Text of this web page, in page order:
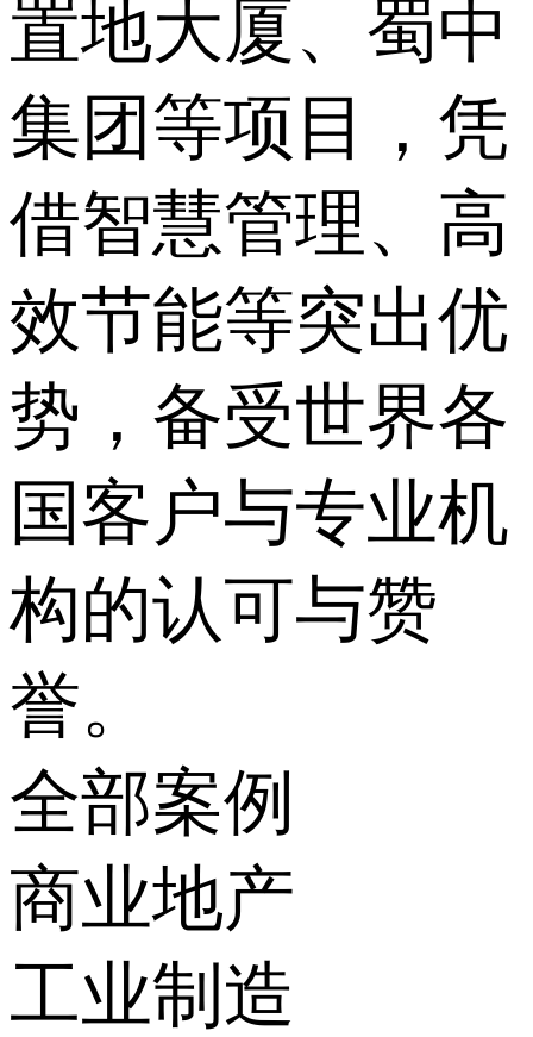
置地大厦、蜀中
集团等项目，凭
借智慧管理、高
效节能等突出优
势，备受世界各
国客户与专业机
构的认可与赞
誉。
全部案例
商业地产
工业制造